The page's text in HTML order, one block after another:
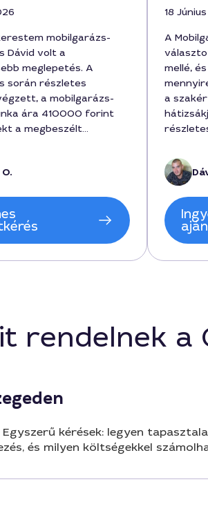
mobilgarázs-
Dávid volt a
meglepetés. A
során részletes
a mobilgarázs-
ára 410000 forint
a megbeszélt
gördülékenyek voltak,
igazítva adta
amit végül a
igazított. A
praktikus és
Szegeden, bátran
18
A
mellé,
a
lesz
1 800
rendelnek a
kérések: legyen
és milyen költségekkel